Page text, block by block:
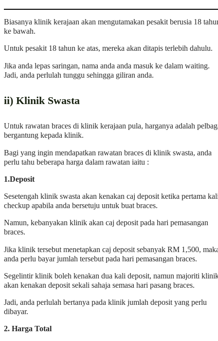
Biasanya klinik kerajaan akan mengutamakan pesakit berusia 18
ke bawah.
Untuk pesakit 18 tahun ke atas, mereka akan ditapis terlebih dahulu.
Jika anda lepas saringan, nama anda anda masuk ke dalam waiting.
Jadi, anda perlulah tunggu sehingga giliran anda.
ii) Klinik Swasta
Untuk rawatan braces di klinik kerajaan pula, harganya adalah
bergantung kepada klinik.
Bagi yang ingin mendapatkan rawatan braces di klinik swasta, anda
perlu tahu beberapa harga dalam rawatan iaitu :
1.Deposit
Sesetengah klinik swasta akan kenakan caj deposit ketika pertama
checkup apabila anda bersetuju untuk buat braces.
Namun, kebanyakan klinik akan caj deposit pada hari pemasangan
braces.
Jika klinik tersebut menetapkan caj deposit sebanyak RM 1,500,
anda perlu bayar jumlah tersebut pada hari pemasangan braces.
Segelintir klinik boleh kenakan dua kali deposit, namun majoriti
akan kenakan deposit sekali sahaja semasa hari pasang braces.
Jadi, anda perlulah bertanya pada klinik jumlah deposit yang perlu
dibayar.
2. Harga Total